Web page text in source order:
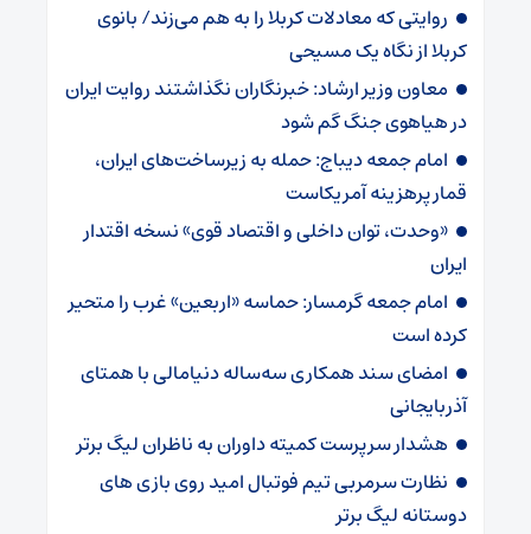
روایتی که معادلات کربلا را به هم می‌زند/ بانوی
کربلا از نگاه یک مسیحی
معاون وزیر ارشاد: خبرنگاران نگذاشتند روایت ایران
در هیاهوی جنگ گم شود
امام جمعه دیباج: حمله به زیرساخت‌های ایران،
قمار پرهزینه آمریکاست
«وحدت، توان داخلی و اقتصاد قوی» نسخه اقتدار
ایران
امام جمعه گرمسار: حماسه «اربعین» غرب را متحیر
کرده است
امضای سند همکاری سه‌ساله دنیامالی با همتای
آذربایجانی
هشدار سرپرست ‌کمیته داوران به ناظران لیگ برتر
نظارت سرمربی تیم‌ فوتبال امید روی بازی های
دوستانه لیگ برتر